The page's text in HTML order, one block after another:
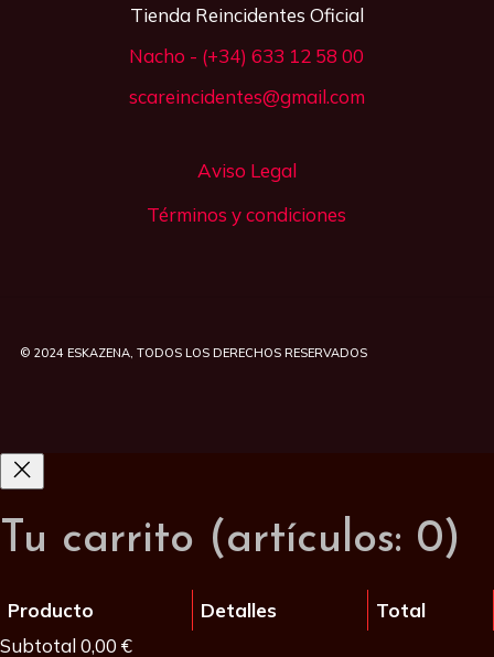
Tienda Reincidentes Oficial
Nacho - (+34) 633 12 58 00
scareincidentes@gmail.com
Aviso Legal
Términos y condiciones
© 2024 ESKAZENA, TODOS LOS DERECHOS RESERVADOS
Tu carrito (artículos: 0)
Producto Detalles
Total
Subtotal0,00 €